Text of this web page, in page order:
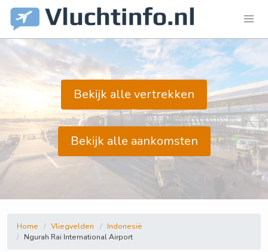
Bekijk alle vertrekken
Bekijk alle aankomsten
Home Vliegvelden
Indonesië
Ngurah Rai International Airport